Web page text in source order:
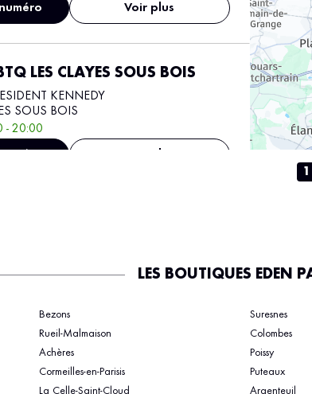
Voir plus
LES CLAYES SOUS BOIS
KENNEDY
SOUS BOIS
- 20:00
Voir plus
- 20:30
GALERIES
1
LES BOUTIQUES EDEN
Bezons
Rueil-Malmaison
Achères
Cormeilles-en-Parisis
La Celle-Saint-Cloud
Suresnes
Colombes
Poissy
Puteaux
Argenteuil